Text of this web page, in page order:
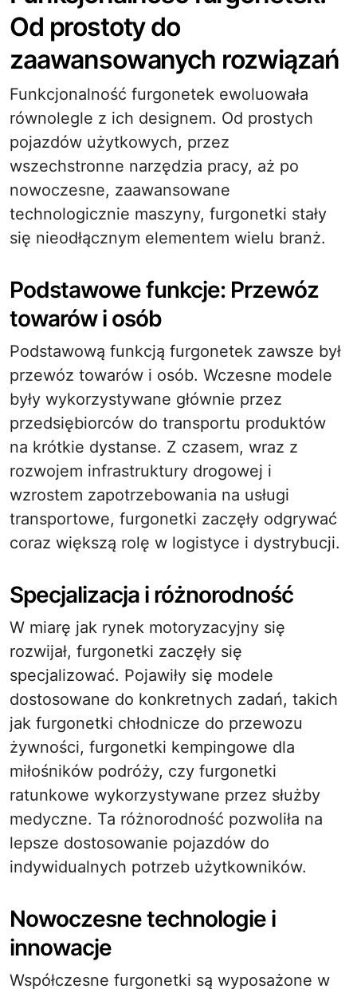
Od prostoty do
zaawansowanych rozwiązań
Funkcjonalność furgonetek ewoluowała
równolegle z ich designem. Od prostych
pojazdów użytkowych, przez
wszechstronne narzędzia pracy, aż po
nowoczesne, zaawansowane
technologicznie maszyny, furgonetki stały
się nieodłącznym elementem wielu branż.
Podstawowe funkcje: Przewóz
towarów i osób
Podstawową funkcją furgonetek zawsze był
przewóz towarów i osób. Wczesne modele
były wykorzystywane głównie przez
przedsiębiorców do transportu produktów
na krótkie dystanse. Z czasem, wraz z
rozwojem infrastruktury drogowej i
wzrostem zapotrzebowania na usługi
transportowe, furgonetki zaczęły odgrywać
coraz większą rolę w logistyce i dystrybucji.
Specjalizacja i różnorodność
W miarę jak rynek motoryzacyjny się
rozwijał, furgonetki zaczęły się
specjalizować. Pojawiły się modele
dostosowane do konkretnych zadań, takich
jak furgonetki chłodnicze do przewozu
żywności, furgonetki kempingowe dla
miłośników podróży, czy furgonetki
ratunkowe wykorzystywane przez służby
medyczne. Ta różnorodność pozwoliła na
lepsze dostosowanie pojazdów do
indywidualnych potrzeb użytkowników.
Nowoczesne technologie i
innowacje
Współczesne furgonetki są wyposażone w